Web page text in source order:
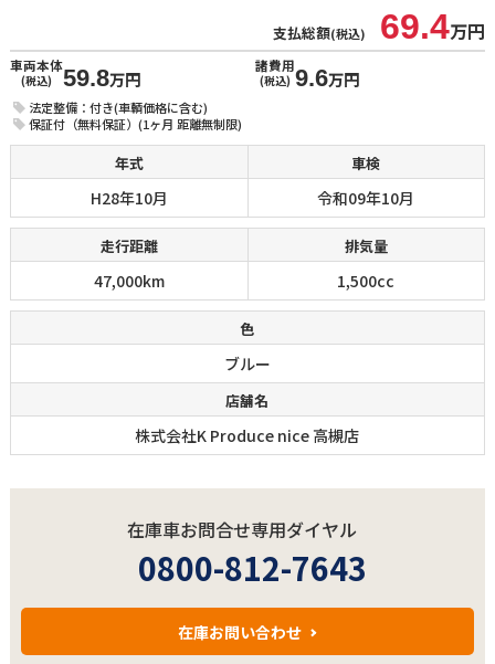
支払総額(税込) 69.4万円
車両本体
(税込) 59.8万円
諸費用
(税込) 9.6万円
法定整備：付き(車輌価格に含む)
保証付（無料保証）(1ヶ月 距離無制限)
年式 車検
H28年10月 令和09年10月
走行距離 排気量
47,000km 1,500cc
色
ブルー
店舗名
株式会社K Produce nice 高槻店
在庫車お問合せ専用ダイヤル
0800-812-7643
在庫お問い合わせ